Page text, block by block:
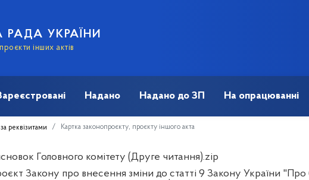
РАДА УКРАЇНИ
інших актів
Надано Надано до ЗП На опрацюванні
реквізитами Картка законопроєкту, проєкту іншого акта
Головного комітету (Друге читання).zip
Закону про внесення зміни до статті 9 Закону України "Про